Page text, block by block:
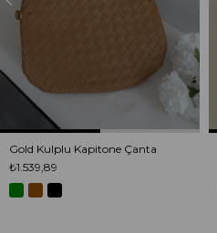
Gold Kulplu Kapitone Çanta
₺1.539,89